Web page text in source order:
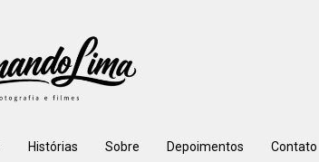
Histórias Sobre Depoimentos Contato